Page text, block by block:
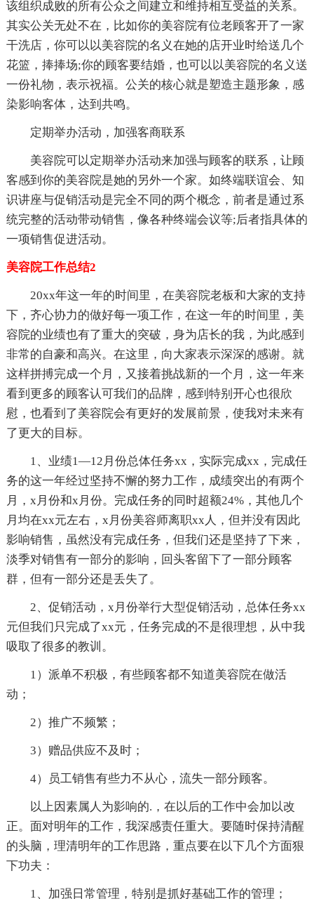
该组织成败的所有公众之间建立和维持相互受益的关系。
其实公关无处不在，比如你的美容院有位老顾客开了一家
干洗店，你可以以美容院的名义在她的店开业时给送几个
花篮，捧捧场;你的顾客要结婚，也可以以美容院的名义送
一份礼物，表示祝福。公关的核心就是塑造主题形象，感
染影响客体，达到共鸣。
定期举办活动，加强客商联系
美容院可以定期举办活动来加强与顾客的联系，让顾
客感到你的美容院是她的另外一个家。如终端联谊会、知
识讲座与促销活动是完全不同的两个概念，前者是通过系
统完整的活动带动销售，像各种终端会议等;后者指具体的
一项销售促进活动。
美容院工作总结2
20xx年这一年的时间里，在美容院老板和大家的支持
下，齐心协力的做好每一项工作，在这一年的时间里，美
容院的业绩也有了重大的突破，身为店长的我，为此感到
非常的自豪和高兴。在这里，向大家表示深深的感谢。就
这样拼搏完成一个月，又接着挑战新的一个月，这一年来
看到更多的顾客认可我们的品牌，感到特别开心也很欣
慰，也看到了美容院会有更好的发展前景，使我对未来有
了更大的目标。
1、业绩1—12月份总体任务xx，实际完成xx，完成任
务的这一年经过坚持不懈的努力工作，成绩突出的有两个
月，x月份和x月份。完成任务的同时超额24%，其他几个
月均在xx元左右，x月份美容师离职xx人，但并没有因此
影响销售，虽然没有完成任务，但我们还是坚持了下来，
淡季对销售有一部分的影响，回头客留下了一部分顾客
群，但有一部分还是丢失了。
2、促销活动，x月份举行大型促销活动，总体任务xx
元但我们只完成了xx元，任务完成的不是很理想，从中我
吸取了很多的教训。
1）派单不积极，有些顾客都不知道美容院在做活
动；
2）推广不频繁；
3）赠品供应不及时；
4）员工销售有些力不从心，流失一部分顾客。
以上因素属人为影响的.，在以后的工作中会加以改
正。面对明年的工作，我深感责任重大。要随时保持清醒
的头脑，理清明年的工作思路，重点要在以下几个方面狠
下功夫：
1、加强日常管理，特别是抓好基础工作的管理；